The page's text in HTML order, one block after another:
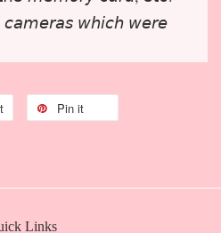
𝘤𝘢𝘮𝘦𝘳𝘢𝘴 𝘸𝘩𝘪𝘤𝘩 𝘸𝘦𝘳𝘦
Pin it
Links